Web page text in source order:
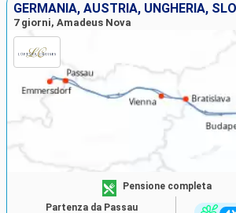
GERMANIA, AUSTRIA, UNGHERIA,
7 giorni, Amadeus Nova
Pensione completa
Partenza da Passau